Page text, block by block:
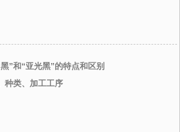
”和“亚光黑”的特点和区别
种类、加工工序